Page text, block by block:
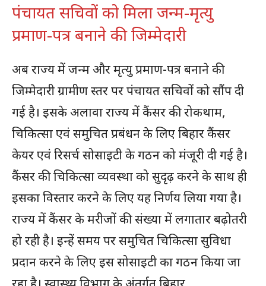
पंचायत सचिवों को मिला जन्म-मृत्यु
प्रमाण-पत्र बनाने की जिम्मेदारी
अब राज्य में जन्म और मृत्यु प्रमाण-पत्र बनाने की
जिम्मेदारी ग्रामीण स्तर पर पंचायत सचिवों को सौंप दी
गई है। इसके अलावा राज्य में कैंसर की रोकथाम,
चिकित्सा एवं समुचित प्रबंधन के लिए बिहार कैंसर
केयर एवं रिसर्च सोसाइटी के गठन को मंजूरी दी गई है।
कैंसर की चिकित्सा व्यवस्था को सुदृढ़ करने के साथ ही
इसका विस्तार करने के लिए यह निर्णय लिया गया है।
राज्य में कैंसर के मरीजों की संख्या में लगातार बढ़ोतरी
हो रही है। इन्हें समय पर समुचित चिकित्सा सुविधा
प्रदान करने के लिए इस सोसाइटी का गठन किया जा